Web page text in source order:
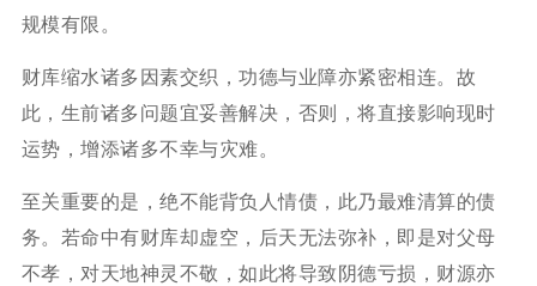
规模有限。
财库缩水诸多因素交织，功德与业障亦紧密相连。故
此，生前诸多问题宜妥善解决，否则，将直接影响现时
运势，增添诸多不幸与灾难。
至关重要的是，绝不能背负人情债，此乃最难清算的债
务。若命中有财库却虚空，后天无法弥补，即是对父母
不孝，对天地神灵不敬，如此将导致阴德亏损，财源亦